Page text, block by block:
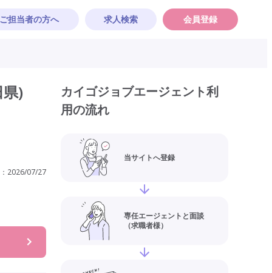
担当者の方へ 求人検索 会員登録
)
2026/07/27
カイゴジョブエージェント利
用の流れ
当サイトへ登録
専任エージェントと面談
（求職者様）